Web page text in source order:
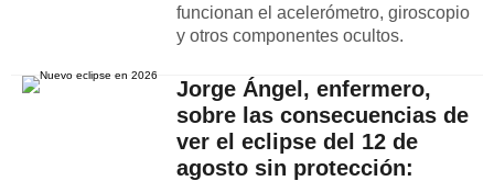
funcionan el acelerómetro, giroscopio
y otros componentes ocultos.
Jorge Ángel, enfermero,
sobre las consecuencias de
ver el eclipse del 12 de
agosto sin protección: